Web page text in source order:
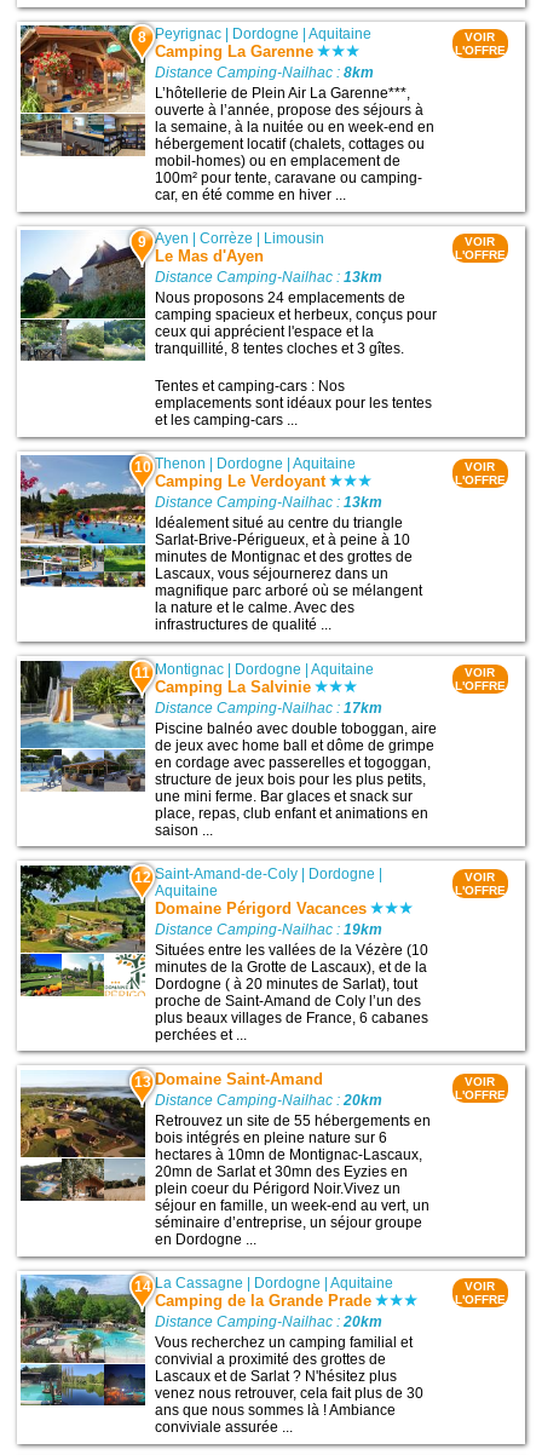
8 Peyrignac Dordogne |Aquitaine
Camping La Garenne
Distance Camping-Nailhac :8km
L’hôtellerie de Plein Air La Garenne***,
ouverte à l’année, propose des séjours à
la semaine, à la nuitée ou en week-end en
hébergement locatif (chalets, cottages ou
mobil-homes) ou en emplacement de
100m² pour tente, caravane ou camping-
car, en été comme en hiver ...
VOIR
L'OFFRE
9 Ayen |Corrèze Limousin
Le Mas d'Ayen
Distance Camping-Nailhac :13km
Nous proposons 24 emplacements de
camping spacieux et herbeux, conçus pour
ceux qui apprécient l'espace et la
tranquillité, 8 tentes cloches et 3 gîtes.
Tentes et camping-cars : Nos
emplacements sont idéaux pour les tentes
et les camping-cars ...
VOIR
L'OFFRE
10 Thenon Dordogne |Aquitaine
Camping Le Verdoyant
Distance Camping-Nailhac :13km
Idéalement situé au centre du triangle
Sarlat-Brive-Périgueux, et à peine à 10
minutes de Montignac et des grottes de
Lascaux, vous séjournerez dans un
magnifique parc arboré où se mélangent
la nature et le calme. Avec des
infrastructures de qualité ...
VOIR
L'OFFRE
11 Montignac | Dordogne |Aquitaine
Camping La Salvinie
Distance Camping-Nailhac :17km
Piscine balnéo avec double toboggan, aire
de jeux avec home ball et dôme de grimpe
en cordage avec passerelles et togoggan,
structure de jeux bois pour les plus petits,
une mini ferme. Bar glaces et snack sur
place, repas, club enfant et animations en
saison ...
VOIR
L'OFFRE
12 Saint-Amand-de-Coly | Dordogne |
Aquitaine
Domaine Périgord Vacances
Distance Camping-Nailhac :19km
Situées entre les vallées de la Vézère (10
minutes de la Grotte de Lascaux), et de la
Dordogne ( à 20 minutes de Sarlat), tout
proche de Saint-Amand de Coly l’un des
plus beaux villages de France, 6 cabanes
perchées et ...
VOIR
L'OFFRE
13 Domaine Saint-Amand
Distance Camping-Nailhac :20km
Retrouvez un site de 55 hébergements en
bois intégrés en pleine nature sur 6
hectares à 10mn de Montignac-Lascaux,
20mn de Sarlat et 30mn des Eyzies en
plein coeur du Périgord Noir.Vivez un
séjour en famille, un week-end au vert, un
séminaire d’entreprise, un séjour groupe
en Dordogne ...
VOIR
L'OFFRE
14 La Cassagne Dordogne |Aquitaine
Camping de la Grande Prade
Distance Camping-Nailhac :20km
Vous recherchez un camping familial et
convivial a proximité des grottes de
Lascaux et de Sarlat ? N'hésitez plus
venez nous retrouver, cela fait plus de 30
ans que nous sommes là ! Ambiance
conviviale assurée ...
VOIR
L'OFFRE